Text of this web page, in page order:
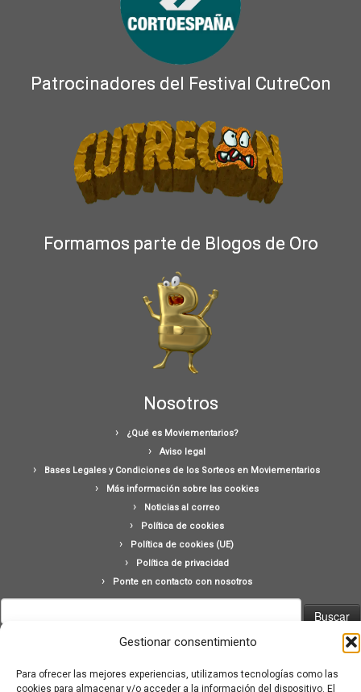
Gestionar consentimiento
Para ofrecer las mejores experiencias, utilizamos tecnologías como las
cookies para almacenar y/o acceder a la información del dispositivo. El
Patrocinadores del Festival CutreCon
Formamos parte de Blogos de Oro
Nosotros
¿Qué es Moviementarios?
Aviso legal
Bases Legales y Condiciones de los Sorteos en Moviementarios
Más información sobre las cookies
Noticias al correo
Política de cookies
Política de cookies (UE)
Política de privacidad
Ponte en contacto con nosotros